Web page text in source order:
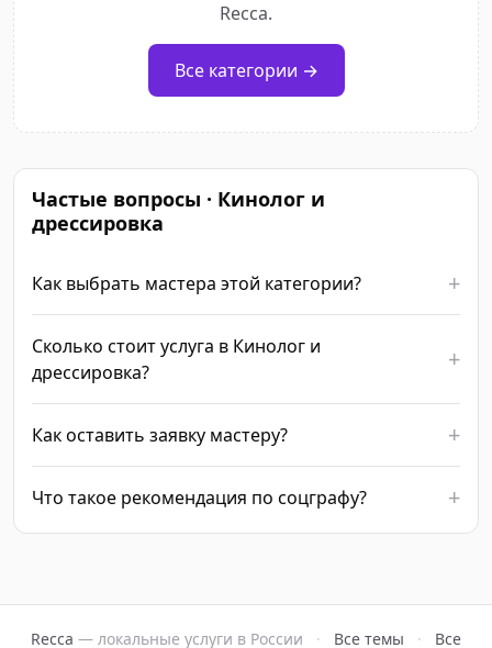
Recca.
Все категории →
Частые вопросы · Кинолог и
дрессировка
Как выбрать мастера этой категории?
Сколько стоит услуга в Кинолог и
дрессировка?
Как оставить заявку мастеру?
Что такое рекомендация по соцграфу?
Recca — локальные услуги в России · Все темы · Все